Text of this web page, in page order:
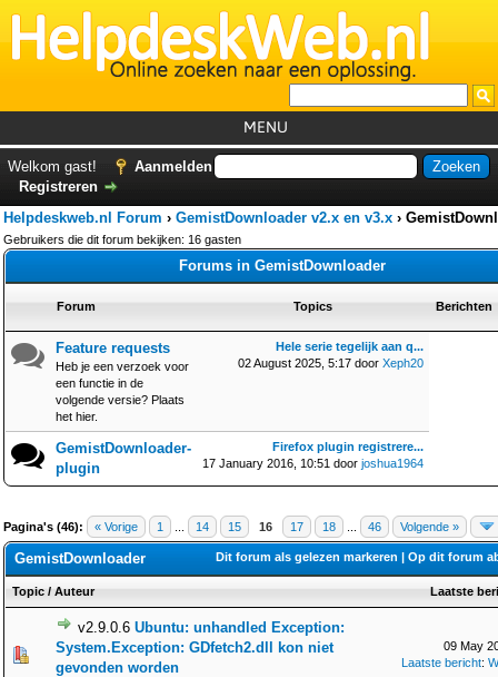
MENU
Foutcodes
Helpdesks
GemistDownloader*
Forum
Welkom gast!
Aanmelden
Registreren
Helpdeskweb.nl Forum › GemistDownloader v2.x en v3.x ›
Gebruikers die dit forum bekijken: 16 gasten
Forums in GemistDownloader
Forum Topics Berichten
Feature requests
Heb je een verzoek voor
een functie in de
volgende versie? Plaats
het hier.
Hele serie tegelijk aan q...
02 August 2025, 5:17 door Xeph20
GemistDownloader-
plugin
Firefox plugin registrere...
17 January 2016, 10:51 door joshua1964
Pagina's (46): « Vorige 1 14 15 16 17 18 46 Volgende »
Dit forum als gelezen markeren | Op dit forum
GemistDownloader
Topic / Auteur Laatste
v2.9.0.6 Ubuntu: unhandled Exception:
System.Exception: GDfetch2.dll kon niet
gevonden worden
09 May
Laatste bericht: